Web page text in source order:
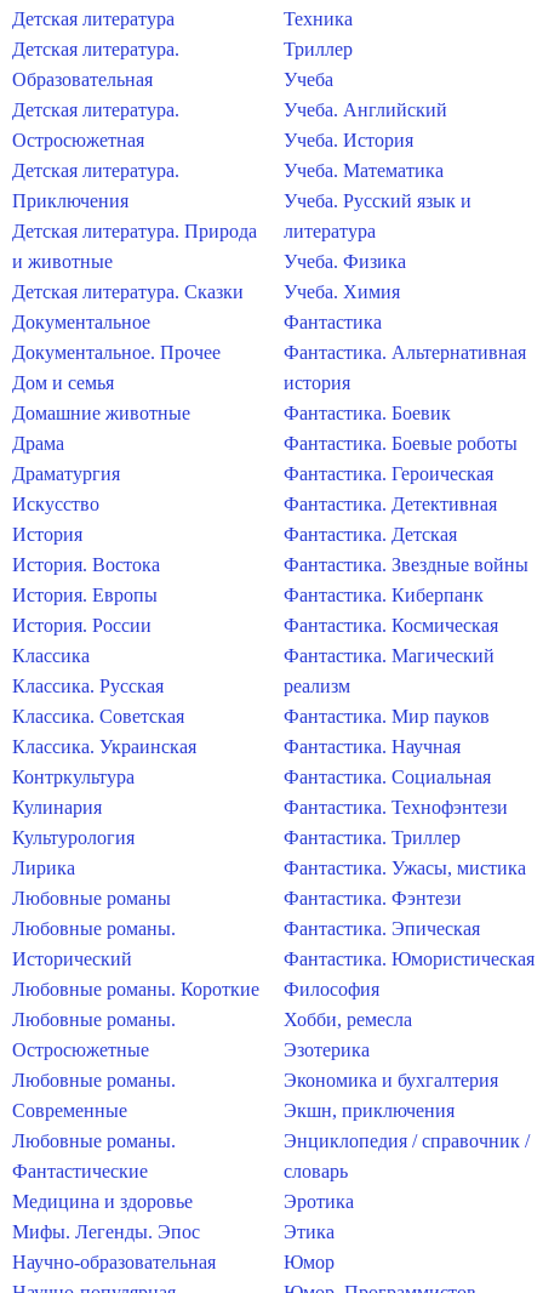
Детская литература
Детская литература.
Образовательная
Детская литература.
Остросюжетная
Детская литература.
Приключения
Детская литература. Природа
и животные
Детская литература. Сказки
Документальное
Документальное. Прочее
Дом и семья
Домашние животные
Драма
Драматургия
Искусство
История
История. Востока
История. Европы
История. России
Классика
Классика. Русская
Классика. Советская
Классика. Украинская
Контркультура
Кулинария
Культурология
Лирика
Любовные романы
Любовные романы.
Исторический
Любовные романы. Короткие
Любовные романы.
Остросюжетные
Любовные романы.
Современные
Любовные романы.
Фантастические
Медицина и здоровье
Мифы. Легенды. Эпос
Научно-образовательная
Техника
Триллер
Учеба
Учеба. Английский
Учеба. История
Учеба. Математика
Учеба. Русский язык и
литература
Учеба. Физика
Учеба. Химия
Фантастика
Фантастика. Альтернативная
история
Фантастика. Боевик
Фантастика. Боевые роботы
Фантастика. Героическая
Фантастика. Детективная
Фантастика. Детская
Фантастика. Звездные войны
Фантастика. Киберпанк
Фантастика. Космическая
Фантастика. Магический
реализм
Фантастика. Мир пауков
Фантастика. Научная
Фантастика. Социальная
Фантастика. Технофэнтези
Фантастика. Триллер
Фантастика. Ужасы, мистика
Фантастика. Фэнтези
Фантастика. Эпическая
Фантастика. Юмористическая
Философия
Хобби, ремесла
Эзотерика
Экономика и бухгалтерия
Экшн, приключения
Энциклопедия / справочник /
словарь
Эротика
Этика
Юмор